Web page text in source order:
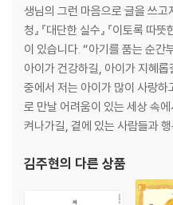
생님의 그런 마음으로 글을 쓰고
청』 『대단한 실수』 『이토록 따뜻
이 있습니다. “아기를 품는 순간
아이가 건강하길, 아이가 지혜
중에서 저는 아이가 많이 사랑
로 만날 어려움이 있는 세상 속
켜나가길, 곁에 있는 사람들과
김주현의 다른 상품